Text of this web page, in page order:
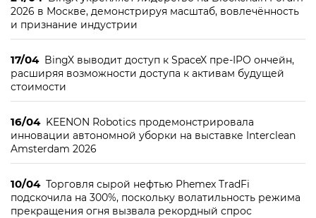
2026 в Москве, демонстрируя масштаб, вовлечённость
и признание индустрии
17/04 BingX выводит доступ к SpaceX пре-IPO ончейн,
расширяя возможности доступа к активам будущей
стоимости
16/04 KEENON Robotics продемонстрировала
инновации автономной уборки на выставке Interclean
Amsterdam 2026
10/04 Торговля сырой нефтью Phemex TradFi
подскочила на 300%, поскольку волатильность режима
прекращения огня вызвала рекордный спрос